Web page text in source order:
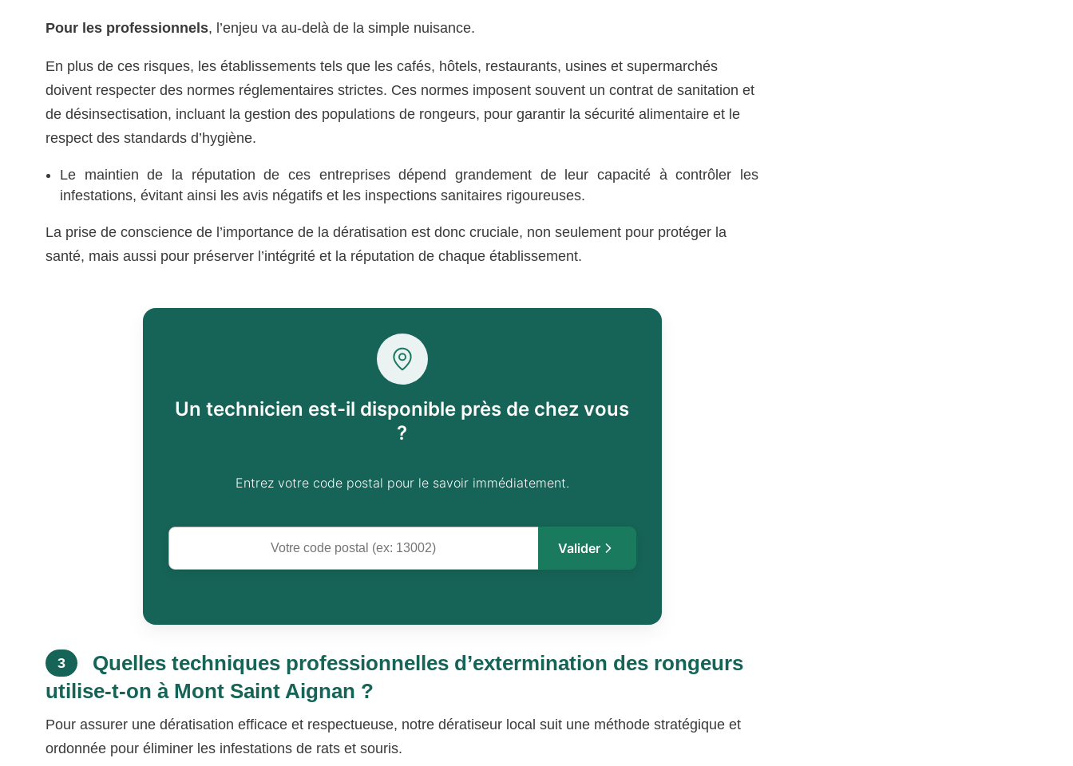
Pour les professionnels, l’enjeu va au-delà de la simple nuisance.
En plus de ces risques, les établissements tels que les cafés, hôtels, restaurants, usines et supermarchés
doivent respecter des normes réglementaires strictes. Ces normes imposent souvent un contrat de sanitation et
de désinsectisation, incluant la gestion des populations de rongeurs, pour garantir la sécurité alimentaire et le
respect des standards d’hygiène.
Le maintien de la réputation de ces entreprises dépend grandement de leur capacité à contrôler les
infestations, évitant ainsi les avis négatifs et les inspections sanitaires rigoureuses.
La prise de conscience de l’importance de la dératisation est donc cruciale, non seulement pour protéger la
santé, mais aussi pour préserver l’intégrité et la réputation de chaque établissement.
Un technicien est-il disponible près de chez vous
?
Entrez votre code postal pour le savoir immédiatement.
Valider
3
Quelles techniques professionnelles d’extermination des rongeurs
utilise-t-on à Mont Saint Aignan ?
Pour assurer une dératisation efficace et respectueuse, notre dératiseur local suit une méthode stratégique et
ordonnée pour éliminer les infestations de rats et souris.